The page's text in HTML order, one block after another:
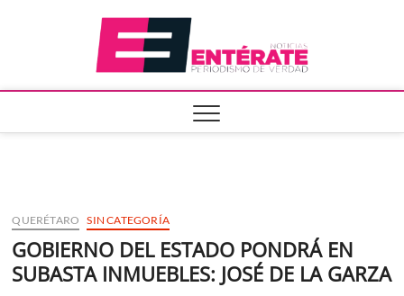
QUERÉTARO SIN CATEGORÍA
GOBIERNO DEL ESTADO PONDRÁ EN
SUBASTA INMUEBLES: JOSÉ DE LA GARZA